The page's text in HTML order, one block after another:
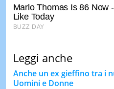
Leggi anche
Anche un ex gieffino tra i
Uomini e Donne